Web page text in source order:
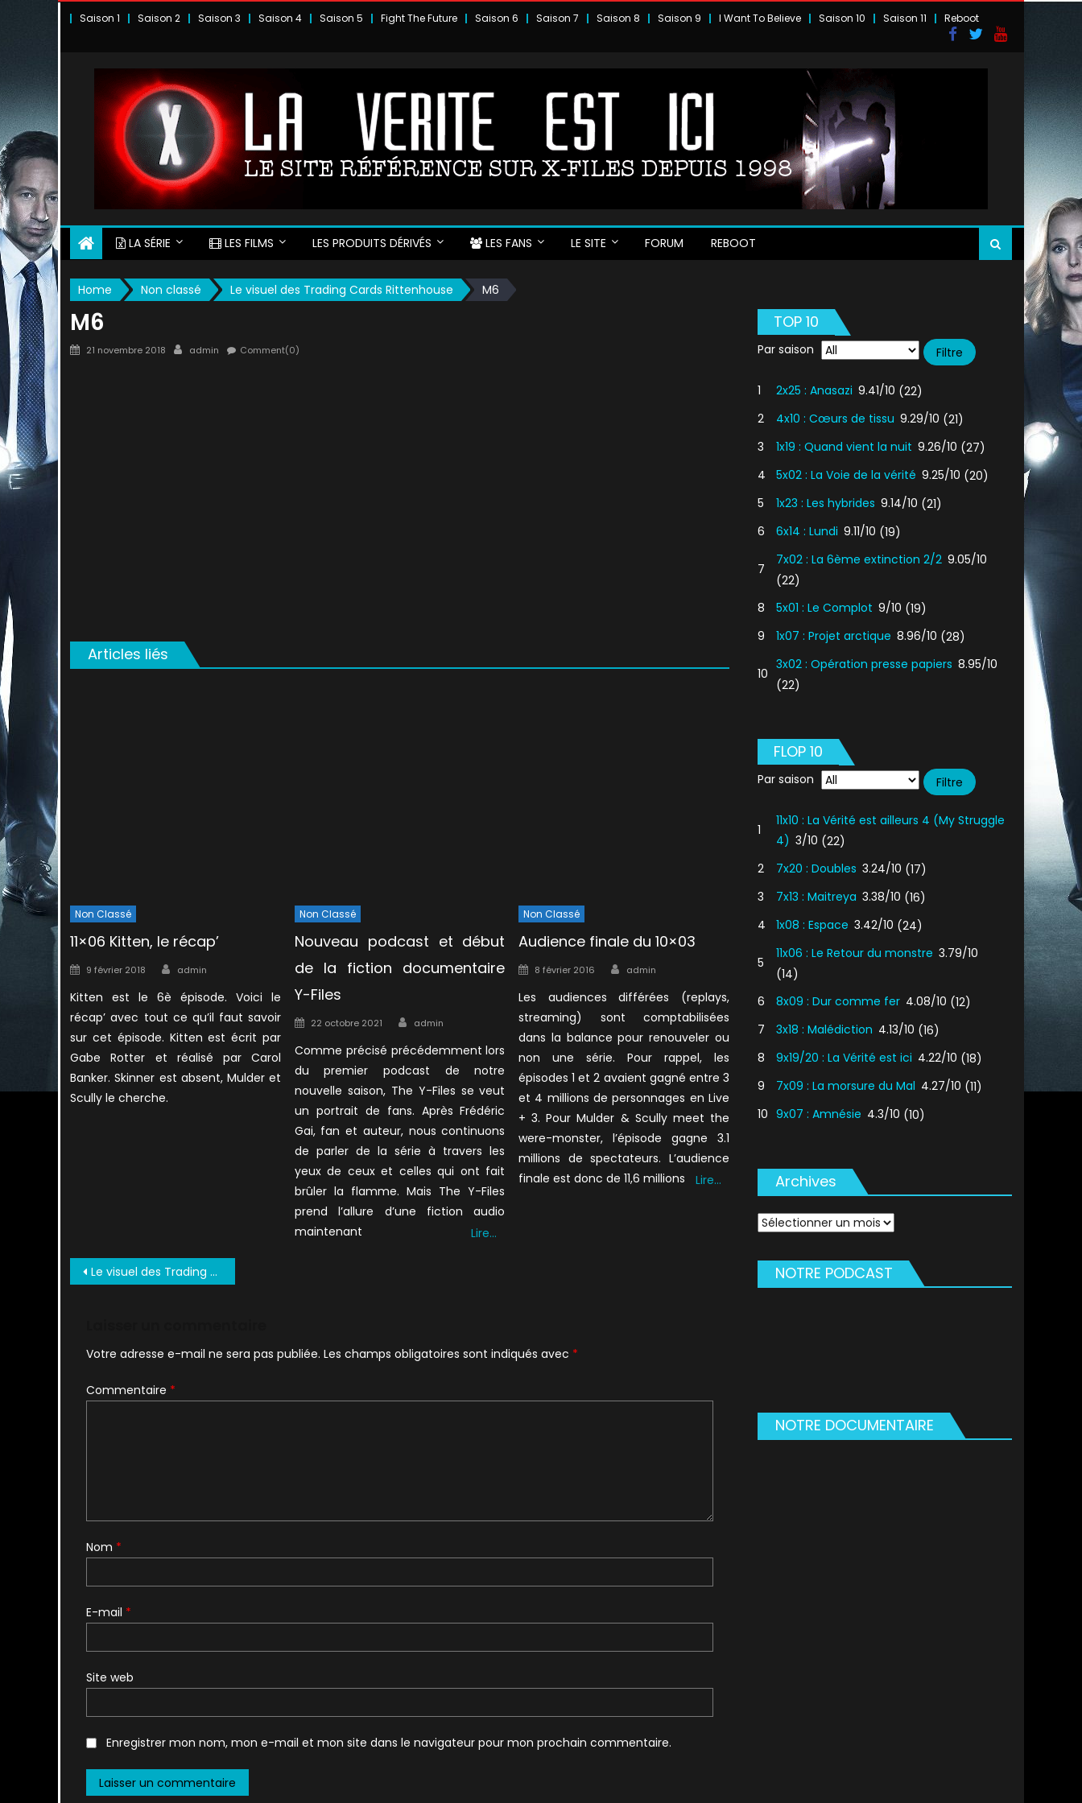
Saison 1 Saison 2 Saison 3 Saison 4 Saison 5 Fight The Future Saison 6 Saison 7 Saison 8 Saison 9 I Want To Believe Saison 10 Saison 11 Reboot
LA SÉRIE LES FILMS LES PRODUITS DÉRIVÉS LES FANS LE SITE FORUM REBOOT
Home Non classé Le visuel des Trading Cards Rittenhouse M6
M6
Posted
21 novembre 2018 Author
admin Comment(0)
Articles liés
Non Classé
11×06 Kitten, le récap’
Posted
9 février 2018 Author
admin
Kitten est le 6è épisode. Voici le
récap’ avec tout ce qu’il faut savoir
sur cet épisode. Kitten est écrit par
Gabe Rotter et réalisé par Carol
Banker. Skinner est absent, Mulder et
Scully le cherche.
Non Classé
Nouveau podcast et début
de la fiction documentaire
Y-Files
Posted
22 octobre 2021 Author
admin
Comme précisé précédemment lors
du premier podcast de notre
nouvelle saison, The Y-Files se veut
un portrait de fans. Après Frédéric
Gai, fan et auteur, nous continuons
de parler de la série à travers les
yeux de ceux et celles qui ont fait
brûler la flamme. Mais The Y-Files
prend l’allure d’une fiction audio
maintenant
Lire…
Non Classé
Audience finale du 10×03
Posted
8 février 2016 Author
admin
Les audiences différées (replays,
streaming) sont comptabilisées
dans la balance pour renouveler ou
non une série. Pour rappel, les
épisodes 1 et 2 avaient gagné entre 3
et 4 millions de personnages en Live
+ 3. Pour Mulder & Scully meet the
were-monster, l’épisode gagne 3.1
millions de spectateurs. L’audience
finale est donc de 11,6 millions
Lire…
Navigation
Le visuel des Trading Cards Rittenhouse
Votre adresse e-mail ne sera pas publiée. Les champs obligatoires sont indiqués avec *
Commentaire *
Nom *
E-mail *
Site web
Enregistrer mon nom, mon e-mail et mon site dans le navigateur pour mon prochain commentaire.
TOP 10
Par saison
1 2x25 : Anasazi 9.41/10 (22)
2
4x10 : Cœurs de tissu 9.29/10 (21)
3
1x19 : Quand vient la nuit 9.26/10 (27)
4
5x02 : La Voie de la vérité 9.25/10 (20)
5
1x23 : Les hybrides 9.14/10 (21)
6
6x14 : Lundi 9.11/10 (19)
7
7x02 : La 6ème extinction 2/2 9.05/10
(22)
8
5x01 : Le Complot 9/10 (19)
9
1x07 : Projet arctique 8.96/10 (28)
10
3x02 : Opération presse papiers 8.95/10
(22)
FLOP 10
Par saison
1
11x10 : La Vérité est ailleurs 4 (My Struggle
4) 3/10 (22)
2
7x20 : Doubles 3.24/10 (17)
3
7x13 : Maitreya 3.38/10 (16)
4
1x08 : Espace 3.42/10 (24)
5
11x06 : Le Retour du monstre 3.79/10
(14)
6
8x09 : Dur comme fer 4.08/10 (12)
7
3x18 : Malédiction 4.13/10 (16)
8
9x19/20 : La Vérité est ici 4.22/10 (18)
9
7x09 : La morsure du Mal 4.27/10 (11)
10 9x07 : Amnésie 4.3/10 (10)
Archives
Archives
NOTRE PODCAST
NOTRE DOCUMENTAIRE